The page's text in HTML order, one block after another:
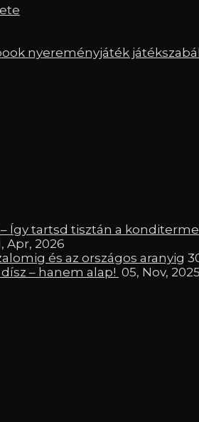
nyereményjáték
– Így tartsd tisztán a
Apr, 2026
és az országos aranyig
– hanem alap! 05, Nov, 2025